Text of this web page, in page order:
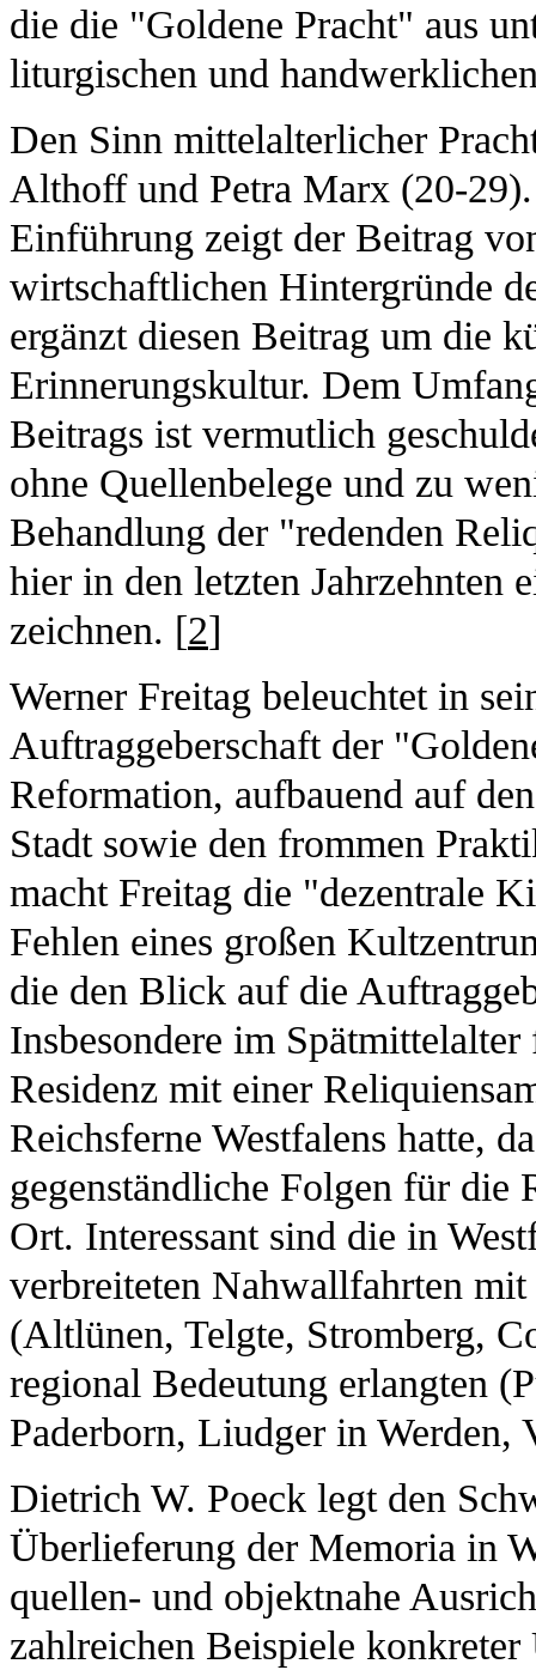
die die "Goldene Pracht" aus
liturgischen und
Den Sinn mittelalterlicher
Althoff und Petra Marx (20-
Einführung zeigt der Beitrag
wirtschaftlichen Hintergründe
ergänzt diesen Beitrag um die
Erinnerungskultur. Dem
Beitrags ist vermutlich
ohne Quellenbelege und zu
Behandlung der "redenden
hier in den letzten Jahrzehnten
zeichnen. [2]
Werner Freitag beleuchtet in
Auftraggeberschaft der
Reformation, aufbauend auf
Stadt sowie den frommen
macht Freitag die "dezentrale
Fehlen eines großen
die den Blick auf die
Insbesondere im
Residenz mit einer
Reichsferne Westfalens hatte,
gegenständliche Folgen für
Ort. Interessant sind die in
verbreiteten Nahwallfahrten
(Altlünen, Telgte, Stromberg,
regional Bedeutung erlangten
Paderborn, Liudger in Werden,
Dietrich W. Poeck legt den
Überlieferung der Memoria in
quellen- und objektnahe
zahlreichen Beispiele